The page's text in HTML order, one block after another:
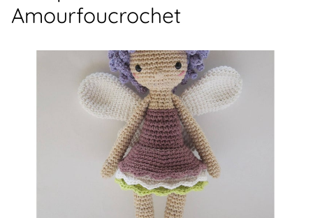
Amourfoucrochet